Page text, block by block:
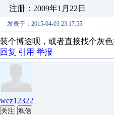
注册：2009年1月22日
发表于：2015-04-03 23:17:55
装个博途呗，或者直接找个灰
回复 引用 举报
wcz12322
关注 私信